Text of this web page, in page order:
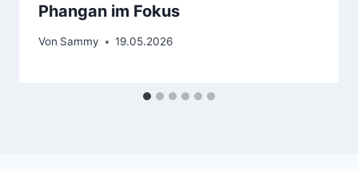
Phangan im Fokus
Von Sammy 19.05.2026